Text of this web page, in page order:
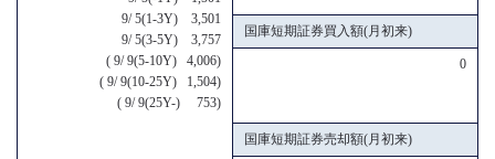
9/ 5(1-3Y) 3,501
9/ 5(3-5Y) 3,757
( 9/ 9(5-10Y) 4,006)
( 9/ 9(10-25Y) 1,504)
( 9/ 9(25Y-) 753)
国庫短期証券買入額(月初来)
0
国庫短期証券売却額(月初来)